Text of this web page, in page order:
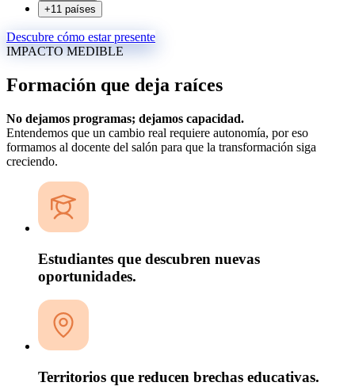
+11 países
Descubre cómo estar presente
IMPACTO MEDIBLE
Formación que deja raíces
No dejamos programas; dejamos capacidad.
Entendemos que un cambio real requiere autonomía, por eso
formamos al docente del salón para que la transformación siga
creciendo.
Estudiantes que descubren nuevas
oportunidades.
Territorios que reducen brechas educativas.